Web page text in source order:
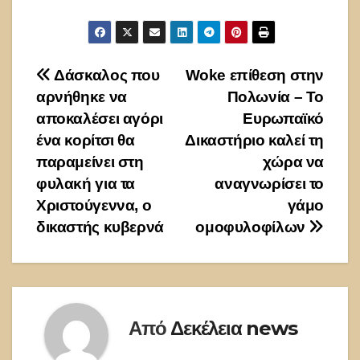
Πλοήγηση
άρθρων
Woke επίθεση στην
Πολωνία – Το
Ευρωπαϊκό
Δικαστήριο καλεί τη
χώρα να
αναγνωρίσει το
γάμο
ομοφυλοφίλων
Δάσκαλος που
αρνήθηκε να
αποκαλέσει αγόρι
ένα κορίτσι θα
παραμείνει στη
φυλακή για τα
Χριστούγεννα, ο
δικαστής κυβερνά
Από Δεκέλεια news